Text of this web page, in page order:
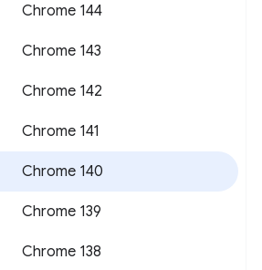
Chrome 144
Chrome 143
Chrome 142
Chrome 141
Chrome 140
Chrome 139
Chrome 138